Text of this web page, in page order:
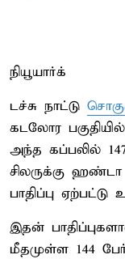
நியூயார்க்
டச்சு நாட்டு
கடலோர
அந்த கப்பலில்
சிலருக்கு
பாதிப்பு
இதன்
மீதமுள்ள 144